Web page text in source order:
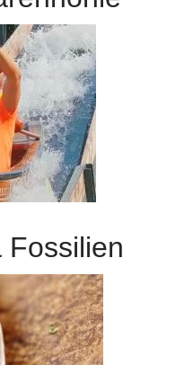
Fossilien